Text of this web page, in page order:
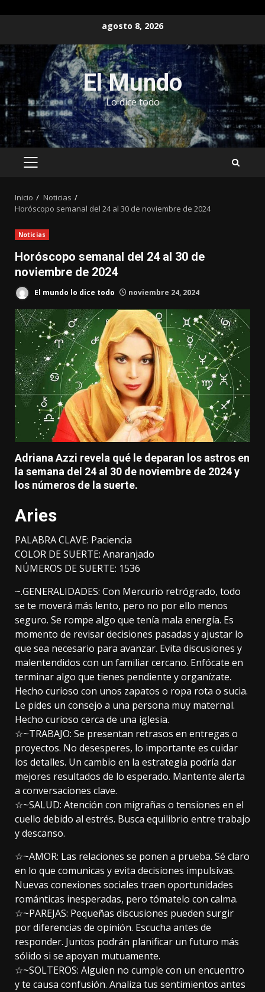
contenido
agosto 8, 2026
El Mundo
Lo dice todo
MENÚ
Inicio
Noticias
Horóscopo semanal del 24 al 30 de noviembre de 2024
Noticias
Horóscopo semanal del 24 al 30 de
noviembre de 2024
El mundo lo dice todo noviembre 24, 2024
Adriana Azzi revela qué le deparan los astros en
la semana del 24 al 30 de noviembre de 2024 y
los números de la suerte.
Aries
PALABRA CLAVE: Paciencia
COLOR DE SUERTE: Anaranjado
NÚMEROS DE SUERTE: 1536
~.GENERALIDADES: Con Mercurio retrógrado, todo
se te moverá más lento, pero no por ello menos
seguro. Se rompe algo que tenía mala energía. Es
momento de revisar decisiones pasadas y ajustar lo
que sea necesario para avanzar. Evita discusiones y
malentendidos con un familiar cercano. Enfócate en
terminar algo que tienes pendiente y organízate.
Hecho curioso con unos zapatos o ropa rota o sucia.
Le pides un consejo a una persona muy maternal.
Hecho curioso cerca de una iglesia.
☆~TRABAJO: Se presentan retrasos en entregas o
proyectos. No desesperes, lo importante es cuidar
los detalles. Un cambio en la estrategia podría dar
mejores resultados de lo esperado. Mantente alerta
a conversaciones clave.
☆~SALUD: Atención con migrañas o tensiones en el
cuello debido al estrés. Busca equilibrio entre trabajo
y descanso.
☆~AMOR: Las relaciones se ponen a prueba. Sé claro
en lo que comunicas y evita decisiones impulsivas.
Nuevas conexiones sociales traen oportunidades
románticas inesperadas, pero tómatelo con calma.
☆~PAREJAS: Pequeñas discusiones pueden surgir
por diferencias de opinión. Escucha antes de
responder. Juntos podrán planificar un futuro más
sólido si se apoyan mutuamente.
☆~SOLTEROS: Alguien no cumple con un encuentro
y te causa confusión. Analiza tus sentimientos antes